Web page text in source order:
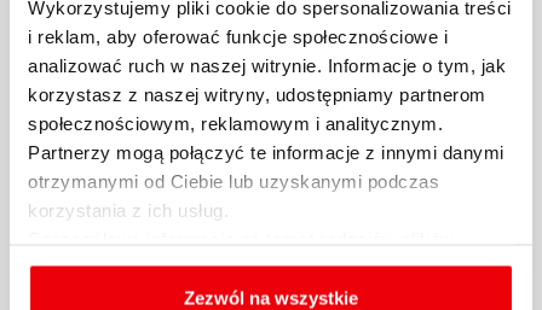
Wykorzystujemy pliki cookie do spersonalizowania treści
i reklam, aby oferować funkcje społecznościowe i
analizować ruch w naszej witrynie. Informacje o tym, jak
korzystasz z naszej witryny, udostępniamy partnerom
społecznościowym, reklamowym i analitycznym.
Partnerzy mogą połączyć te informacje z innymi danymi
otrzymanymi od Ciebie lub uzyskanymi podczas
korzystania z ich usług.
cookies, celu i sposobu korzystania z nich przez nas
oraz zmiany ustawień plików cookies a także ich
Zezwól na wszystkie
Po ogromnych wzrostach kosztów najmu w
2022 r. na rynku panowała względna stabilizacja.
Co prawda...
25.10.2024 / KOMENTARZE I ANALIZY